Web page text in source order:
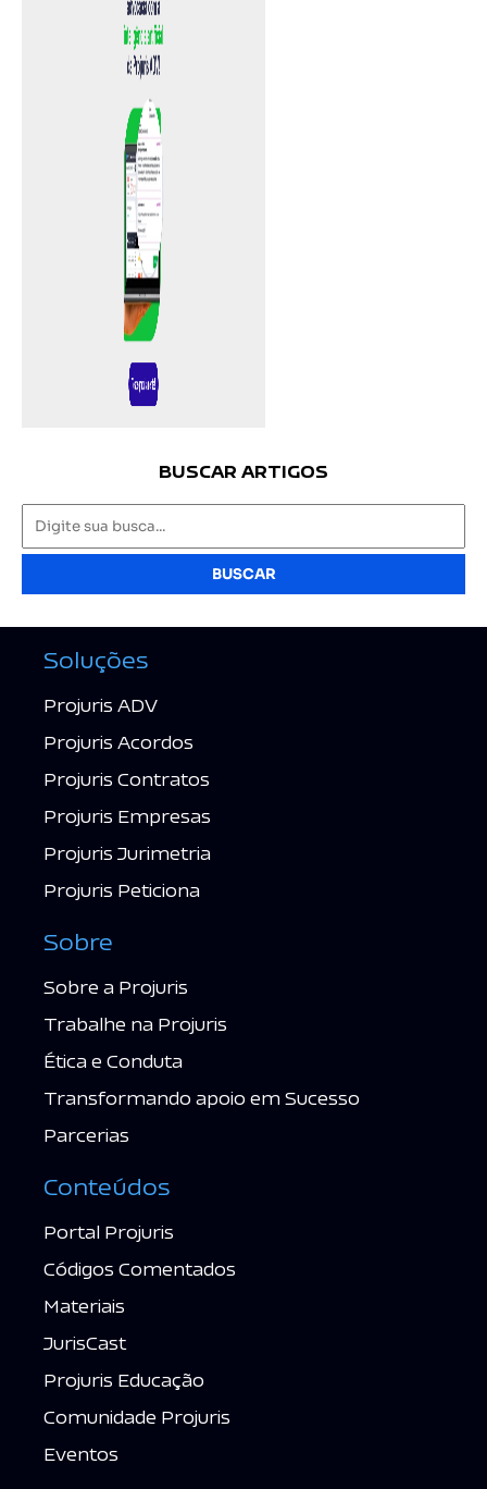
BUSCAR ARTIGOS
BUSCAR
Soluções
Projuris ADV
Projuris Acordos
Projuris Contratos
Projuris Empresas
Projuris Jurimetria
Projuris Peticiona
Sobre
Sobre a Projuris
Trabalhe na Projuris
Ética e Conduta
Transformando apoio em Sucesso
Parcerias
Conteúdos
Portal Projuris
Códigos Comentados
Materiais
JurisCast
Projuris Educação
Comunidade Projuris
Eventos